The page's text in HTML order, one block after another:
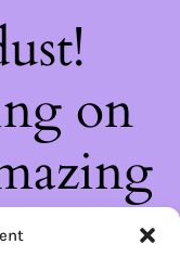
on
soon!